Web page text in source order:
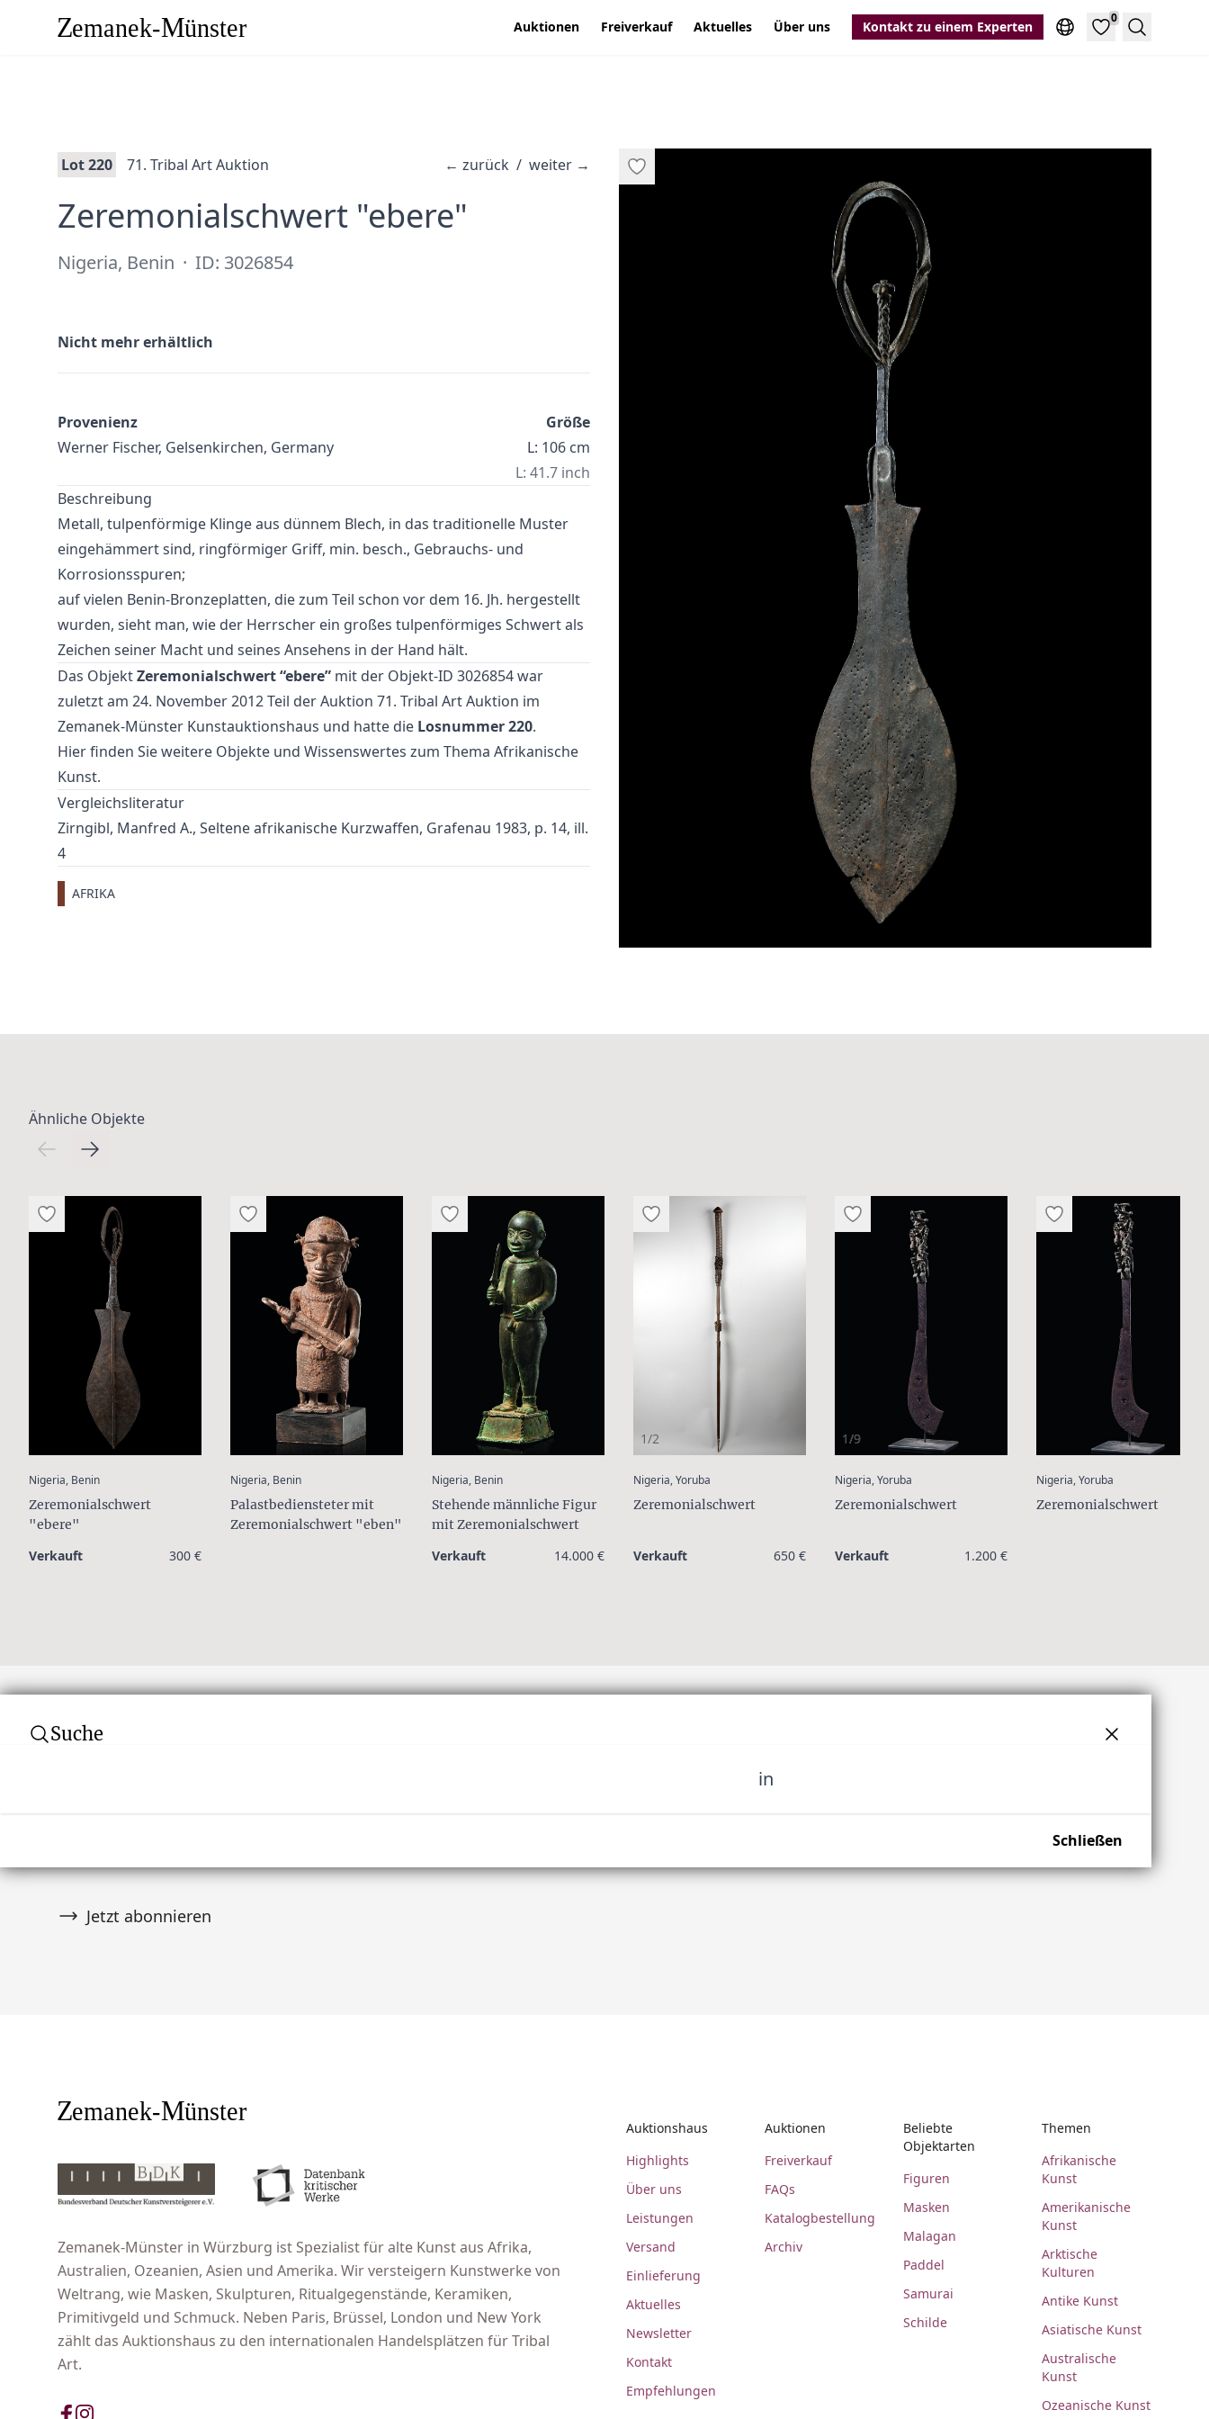
Auktionen Freiverkauf Aktuelles Über uns Kontakt zu einem Experten
0
Suche
← zurück / weiter →
Lot 220 71. Tribal Art Auktion
Zeremonialschwert "ebere"
Nigeria, Benin · ID: 3026854
Nicht mehr erhältlich
Provenienz
Werner Fischer, Gelsenkirchen, Germany
Größe
L: 106 cm
L: 41.7 inch
Beschreibung
Metall, tulpenförmige Klinge aus dünnem Blech, in das traditionelle Muster
eingehämmert sind, ringförmiger Griff, min. besch., Gebrauchs- und
Korrosionsspuren;
auf vielen Benin-Bronzeplatten, die zum Teil schon vor dem 16. Jh. hergestellt
wurden, sieht man, wie der Herrscher ein großes tulpenförmiges Schwert als
Zeichen seiner Macht und seines Ansehens in der Hand hält.
Das ObjektZeremonialschwert “ebere” mit der Objekt-ID 3026854 war
zuletzt am 24. November 2012 Teil der Auktion 71. Tribal Art Auktion im
Zemanek-Münster Kunstauktionshaus und hatte die Losnummer 220.
Hier finden Sie weitere Objekte und Wissenswertes zum Thema Afrikanische
Kunst.
Vergleichsliteratur
Zirngibl, Manfred A., Seltene afrikanische Kurzwaffen, Grafenau 1983, p. 14, ill.
4
AFRIKA
Ähnliche Objekte
Nigeria, Benin:
Zeremonialschwert
"ebere"
Verkauft 300 €
Nigeria, Benin:
Palastbediensteter mit
Zeremonialschwert "eben"
Nigeria, Benin:
Stehende männliche Figur
mit Zeremonialschwert
Verkauft 14.000 €
1/2
Nigeria, Yoruba
Zeremonialschwert
Verkauft 650 €
1/9
Nigeria, Yoruba
Zeremonialschwert
Verkauft 1.200 €
Nigeria, Yoruba
Zeremonialschwert
Suche
in
Schließen
Jetzt abonnieren
Zemanek-Münster in Würzburg ist Spezialist für alte Kunst aus Afrika,
Australien, Ozeanien, Asien und Amerika. Wir versteigern Kunstwerke von
Weltrang, wie Masken, Skulpturen, Ritualgegenstände, Keramiken,
Primitivgeld und Schmuck. Neben Paris, Brüssel, London und New York
zählt das Auktionshaus zu den internationalen Handelsplätzen für Tribal
Art.
Auktionshaus
Highlights
Über uns
Leistungen
Versand
Einlieferung
Aktuelles
Newsletter
Kontakt
Empfehlungen
Auktionen
Freiverkauf
FAQs
Katalogbestellung
Archiv
Beliebte
Objektarten
Figuren
Masken
Malagan
Paddel
Samurai
Schilde
Themen
Afrikanische
Kunst
Amerikanische
Kunst
Arktische
Kulturen
Antike Kunst
Asiatische Kunst
Australische
Kunst
Ozeanische Kunst